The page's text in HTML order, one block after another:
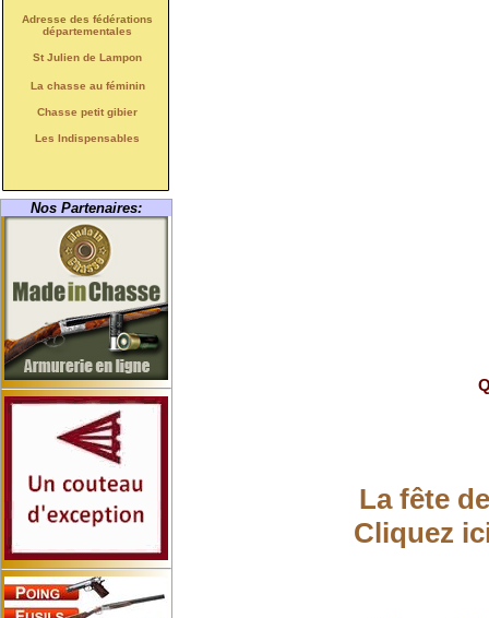
Adresse des fédérations
départementales
St Julien de Lampon
La chasse au féminin
Chasse petit gibier
Les Indispensables
Nos Partenaires:
La fête
Cliquez